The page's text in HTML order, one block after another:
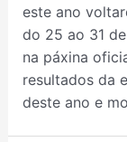
este ano
do 25 ao 31
na páxina
resultados da
deste ano e